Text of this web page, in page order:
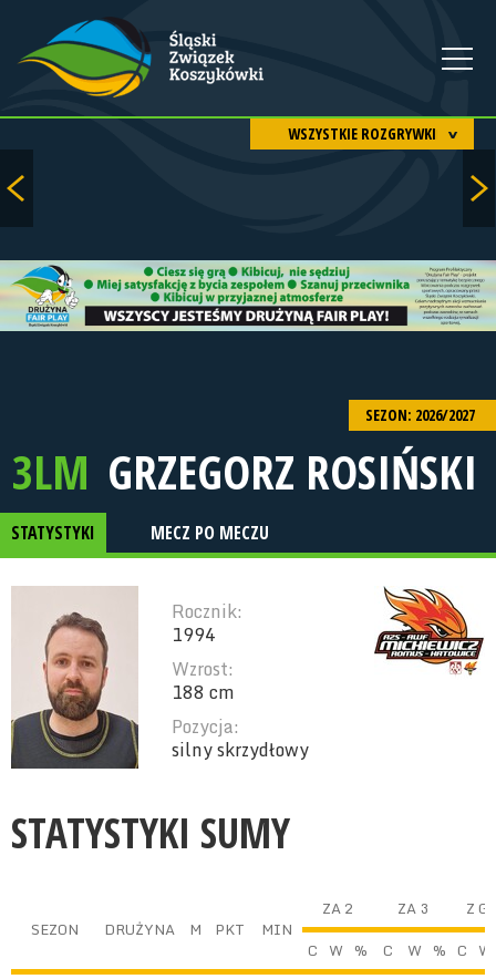
WSZYSTKIE ROZGRYWKI
SEZON: 2026/2027
3LM GRZEGORZ ROSIŃSKI
STATYSTYKI MECZ PO MECZU
Rocznik:
1994
Wzrost:
188 cm
Pozycja:
silny skrzydłowy
STATYSTYKI SUMY
SEZON DRUŻYNA M PKT MIN
ZA 2 ZA 3
Z
C W % C W % C W